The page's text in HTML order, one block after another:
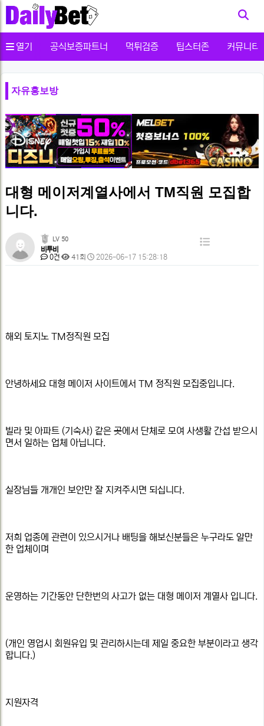
열기 공식보증파트너 먹튀검증 팁스터존 커뮤니티
자유홍보방
️️대형 메이저계열사에서 TM직원 모집합
니다.
페
이
지
LV 50
비투비
댓
글
0건 조
회
41회 작
성
2026-06-17 15:28:18
목
록
해외 토지노 TM정직원 모집
안녕하세요 대형 메이저 사이트에서 TM 정직원 모집중입니다.
빌라 및 아파트 (기숙사) 같은 곳에서 단체로 모여 사생활 간섭 받으시
면서 일하는 업체 아닙니다.
실장님들 개개인 보안만 잘 지켜주시면 되십니다.
저희 업종에 관련이 있으시거나 배팅을 해보신분들은 누구라도 알만
한 업체이며
운영하는 기간동안 단한번의 사고가 없는 대형 메이저 계열사 입니다.
(개인 영업시 회원유입 및 관리하시는데 제일 중요한 부분이라고 생각
합니다.)
지원자격